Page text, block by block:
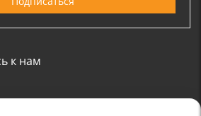
к нам